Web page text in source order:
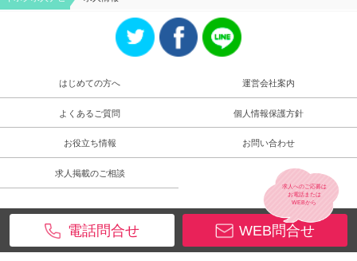
はじめての方へ 運営会社案内
よくあるご質問 個人情報保護方針
お役立ち情報 お問い合わせ
求人掲載のご相談
求人へのご応募は
お電話または
WEBから
WEB問合せ
電話問合せ